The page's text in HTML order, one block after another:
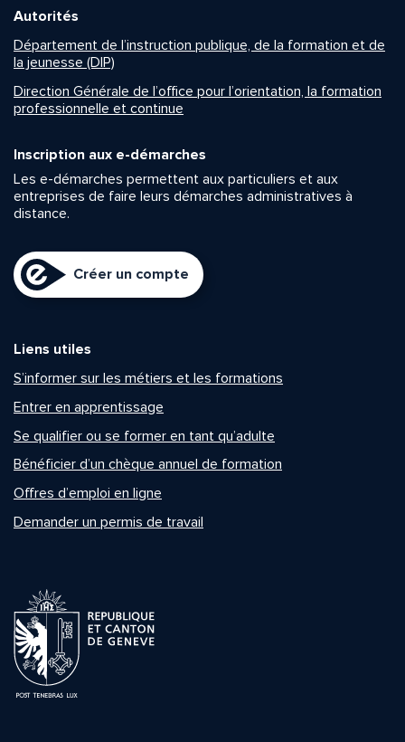
Autorités
Département de l’instruction publique, de la formation et de
la jeunesse (DIP)
Direction Générale de l’office pour l’orientation, la formation
professionnelle et continue
Inscription aux e-démarches
Les e-démarches permettent aux particuliers et aux
entreprises de faire leurs démarches administratives à
distance.
Créer un compte
Liens utiles
S’informer sur les métiers et les formations
Entrer en apprentissage
Se qualifier ou se former en tant qu’adulte
Bénéficier d’un chèque annuel de formation
Offres d’emploi en ligne
Demander un permis de travail